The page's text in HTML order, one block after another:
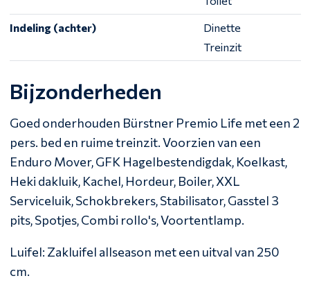
Indeling (achter)
Dinette
Treinzit
Bijzonderheden
Goed onderhouden Bürstner Premio Life met een 2
pers. bed en ruime treinzit. Voorzien van een
Enduro Mover, GFK Hagelbestendigdak, Koelkast,
Heki dakluik, Kachel, Hordeur, Boiler, XXL
Serviceluik, Schokbrekers, Stabilisator, Gasstel 3
pits, Spotjes, Combi rollo's, Voortentlamp.
Luifel: Zakluifel allseason met een uitval van 250
cm.